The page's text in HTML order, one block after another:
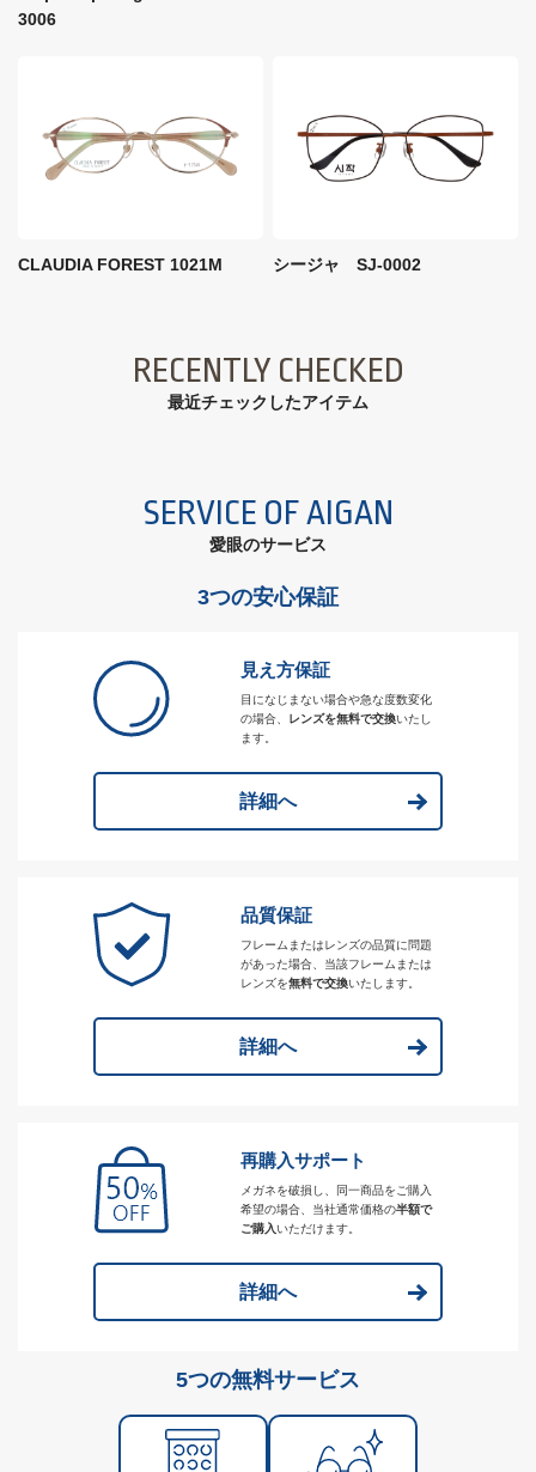
3006
CLAUDIA FOREST 1021M シージャ SJ-0002
RECENTLY CHECKED
最近チェックしたアイテム
SERVICE OF AIGAN
愛眼のサービス
3つの安心保証
見え方保証
目になじまない場合や急な度数変化
の場合、
レンズを無料で交換いたし
ます。
詳細へ
品質保証
フレームまたはレンズの品質に問題
があった場合、当該フレームまたは
レンズを無料で交換いたします。
詳細へ
再購入サポート
メガネを破損し、同一商品をご購入
希望の場合、当社通常価格の半額で
ご購入いただけます。
詳細へ
5つの無料サービス